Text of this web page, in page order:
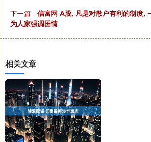
下一篇： 信富网 A股, 凡是对散户有利的制度,
为人家强调国情
相关文章